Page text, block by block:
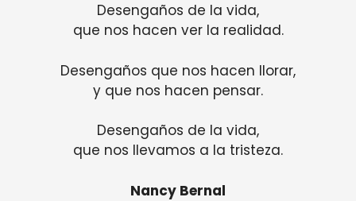
Desengaños de la vida,
que nos hacen ver la realidad.
Desengaños que nos hacen llorar,
y que nos hacen pensar.
Desengaños de la vida,
que nos llevamos a la tristeza.
Nancy Bernal